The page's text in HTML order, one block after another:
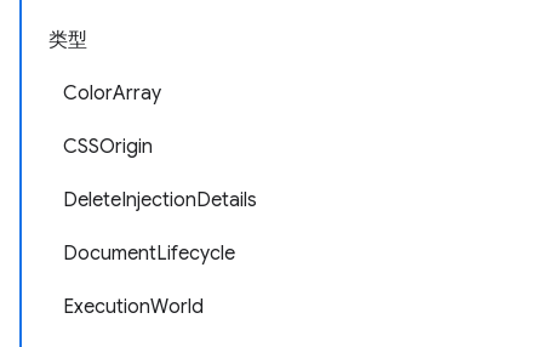
类型
ColorArray
CSSOrigin
DeleteInjectionDetails
DocumentLifecycle
ExecutionWorld